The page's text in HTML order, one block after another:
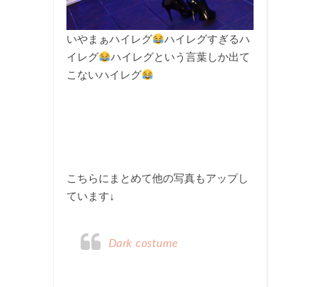
いやまぁハイレグ
ハイレグすぎるハ
イレグ
ハイレグという言葉しか出て
こないハイレグ
こちらにまとめて他の写真もアップし
ています↓
Dark costume